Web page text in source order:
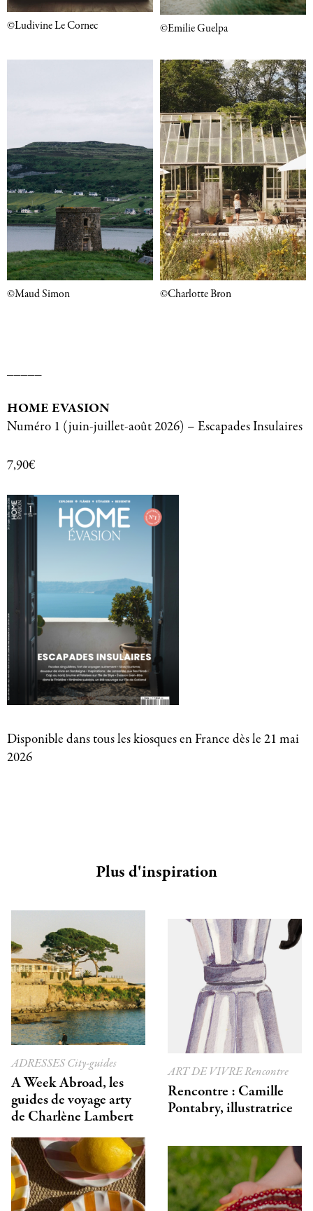
©Ludivine Le Cornec ©Emilie Guelpa
©Maud Simon ©Charlotte Bron
_____
HOME EVASION
Numéro 1 (juin-juillet-août 2026) – Escapades Insulaires
7,90€
Disponible dans tous les kiosques en France dès le 21 mai
2026
Plus d'inspiration
ADRESSESCity-guides
A Week Abroad, les
guides de voyage arty
de Charlène Lambert
ART DE VIVRERencontre
Rencontre : Camille
Pontabry, illustratrice